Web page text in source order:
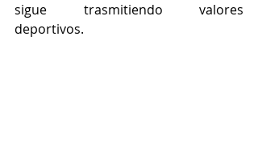
sigue trasmitiendo valores
deportivos.